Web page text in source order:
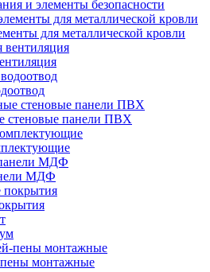
и элементы безопасности
для металлической кровли
стеновые панели ПВХ
МДФ
монтажные